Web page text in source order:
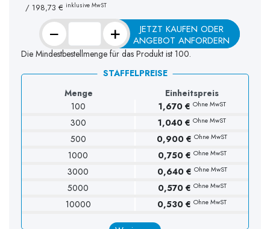
/ 198,73 € inklusive MwST
− +
JETZT KAUFEN ODER
ANGEBOT ANFORDERN
Die Mindestbestellmenge für das Produkt ist 100.
STAFFELPREISE
Menge
Einheitspreis
100
1,670 € Ohne MwST
300 1,040 € Ohne MwST
500 0,900 € Ohne MwST
1000 0,750 € Ohne MwST
3000 0,640 € Ohne MwST
5000 0,570 € Ohne MwST
10000 0,530 € Ohne MwST